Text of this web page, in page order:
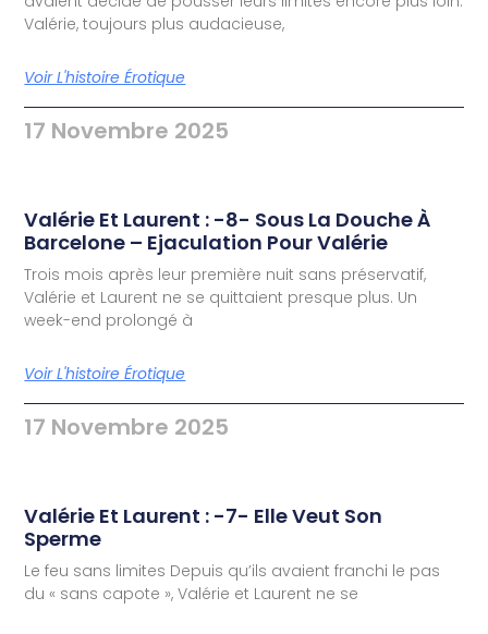
Valérie, toujours plus audacieuse,
Voir L'histoire Érotique
17 Novembre 2025
Valérie Et Laurent : -8- Sous La Douche À
Barcelone – Ejaculation Pour Valérie
Trois mois après leur première nuit sans préservatif,
Valérie et Laurent ne se quittaient presque plus. Un
week-end prolongé à
Voir L'histoire Érotique
17 Novembre 2025
Valérie Et Laurent : -7- Elle Veut Son
Sperme
Le feu sans limites Depuis qu’ils avaient franchi le pas
du « sans capote », Valérie et Laurent ne se